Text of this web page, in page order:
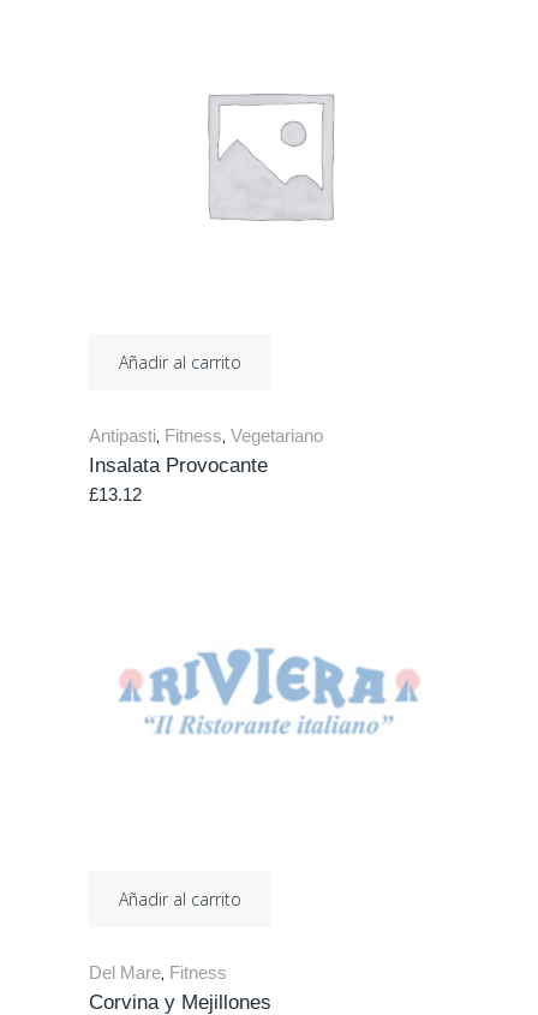
Añadir al carrito
Antipasti, Fitness, Vegetariano
Insalata Provocante
£13.12
Añadir al carrito
Del Mare, Fitness
Corvina y Mejillones